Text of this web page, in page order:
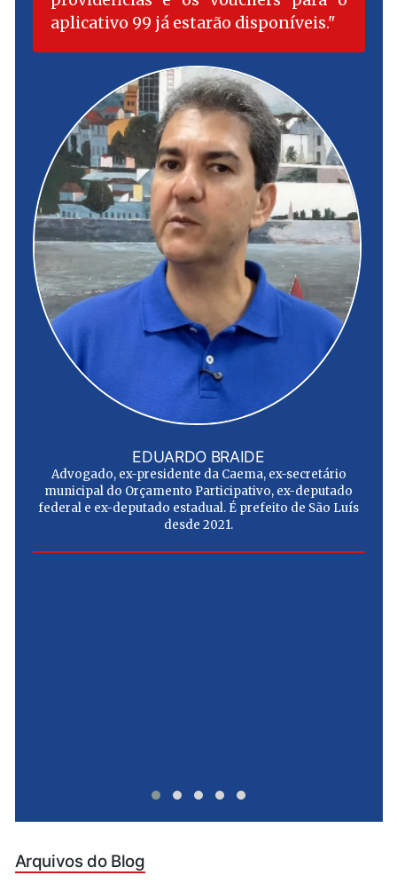
aplicativo 99 já estarão disponíveis.
EDUARDO BRAIDE
Advogado, ex-presidente da Caema, ex-secretário
municipal do Orçamento Participativo, ex-deputado
federal e ex-deputado estadual. É prefeito de São Luís
desde 2021.
Arquivos do Blog